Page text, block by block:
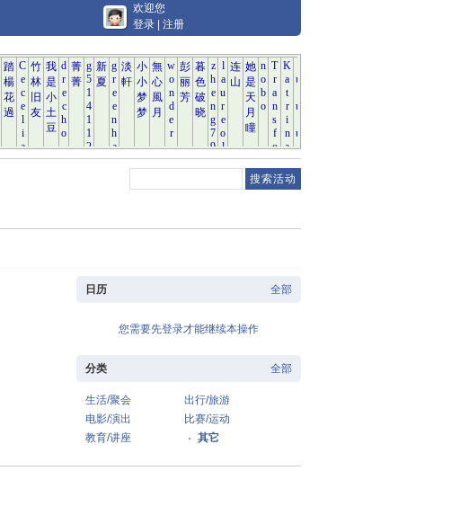
欢迎您
登录
注册
全部
日历
您需要先登录才能继续本操作
全部
分类
生活/聚会
出行/旅游
电影/演出
比赛/运动
教育/讲座
其它